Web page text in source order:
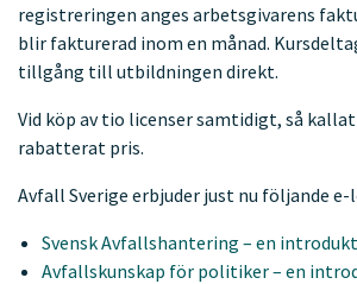
registreringen anges arbetsgivarens
blir fakturerad inom en månad.
tillgång till utbildningen direkt.
Vid köp av tio licenser samtidigt, så
rabatterat pris.
Avfall Sverige erbjuder just nu följande
Svensk Avfallshantering – en
Avfallskunskap för politiker – en